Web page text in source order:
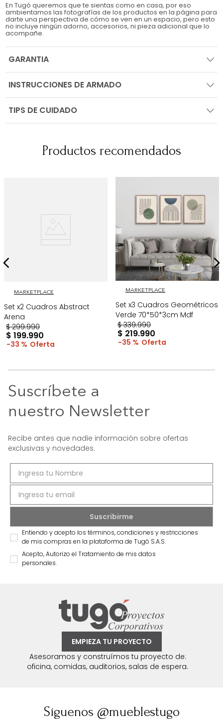
En Tugó queremos que te sientas como en casa, por eso
ambientamos las fotografías de los productos en la página para
darte una perspectiva de cómo se ven en un espacio, pero esto
no incluye ningún adorno, accesorios, ni pieza adicional que lo
acompañe.
GARANTIA
INSTRUCCIONES DE ARMADO
TIPS DE CUIDADO
Productos recomendados
MARKETPLACE
Set x2 Cuadros Abstract
Arena
$ 299.990
$ 199.990
33 %
MARKETPLACE
Set x3 Cuadros Geométricos
Verde 70*50*3cm Mdf
$ 339.990
$ 219.990
35 %
Suscríbete a
nuestro Newsletter
Recibe antes que nadie información sobre ofertas
exclusivas y novedades.
Entiendo y acepto los términos, condiciones y restricciones
de mis compras en la plataforma de Tugó S.A.S.
Acepto, Autorizo el Tratamiento de mis datos
personales.
EMPIEZA TU PROYECTO
Asesoramos y construímos tu proyecto de:
oficina, comidas, auditorios, salas de espera.
Síguenos @mueblestugo